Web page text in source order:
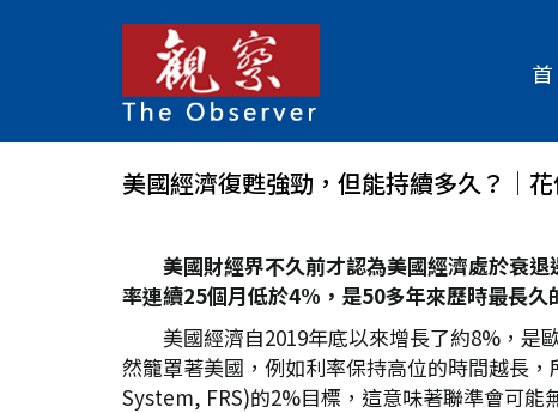
美國經濟復甦強勁，但能持續多久？│
美國財經界不久前才認為美國經濟處於衰
率連續25個月低於4% ，是50多年來歷時最長久
美國經濟自2019年底以來增長了約8%，是
然籠罩著美國，例如利率保持高位的時間越長
System, FRS)的2%目標，這意味著聯準會可能